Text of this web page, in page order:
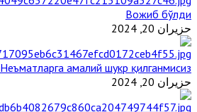
Вожиб бўлди
حزيران 20, 2024
Неъматларга амалий шукр қилганмисиз?
حزيران 20, 2024